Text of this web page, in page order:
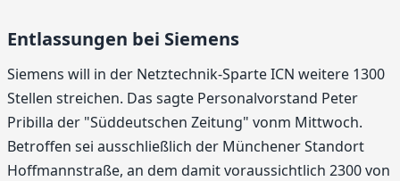
Entlassungen bei Siemens
Siemens will in der Netztechnik-Sparte ICN weitere 1300
Stellen streichen. Das sagte Personalvorstand Peter
Pribilla der "Süddeutschen Zeitung" vonm Mittwoch.
Betroffen sei ausschließlich der Münchener Standort
Hoffmannstraße, an dem damit voraussichtlich 2300 von